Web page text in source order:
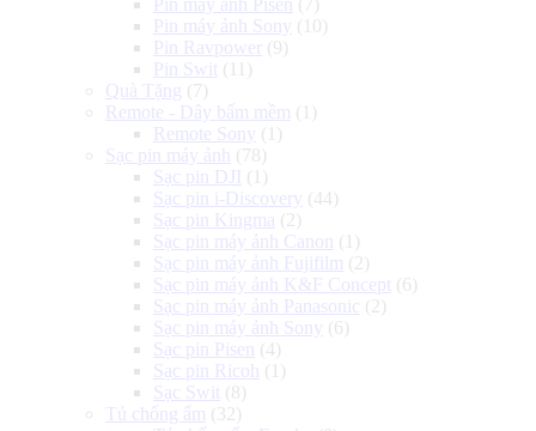
Pin máy ảnh Sony (10)
Pin Ravpower
(9)
Pin Swit (11)
Quà Tặng (7)
Remote - Dây bấm mềm (1)
Remote Sony (1)
Sạc pin máy ảnh
(78)
Sạc pin DJI (1)
Sạc pin i-Discovery (44)
Sạc pin Kingma (2)
Sạc pin máy ảnh Canon
(1)
Sạc pin máy ảnh Fujifilm (2)
Sạc pin máy ảnh K&F Concept (6)
Sạc pin máy ảnh Panasonic (2)
Sạc pin máy ảnh Sony (6)
Sạc pin Pisen
(4)
Sạc pin Ricoh
(1)
Sạc Swit (8)
Tủ chống ẩm (32)